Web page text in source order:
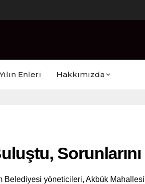
Yılın Enleri Hakkımızda
Belediyesi yöneticileri, Akbük